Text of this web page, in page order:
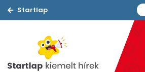
Startlap